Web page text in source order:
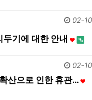
02-10
기에 대한 안내
02-10
산으로 인한 휴관…